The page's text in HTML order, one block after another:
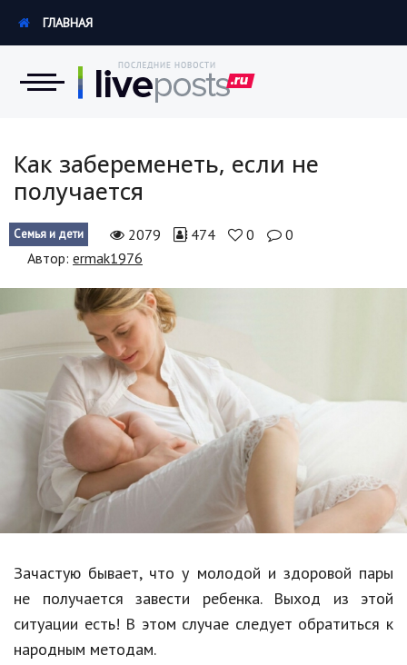
Новости
Экономика
Происшествия
Россия
Наука и техника
Политика
Образование
В мире
Культура
Авто, мото
Спорт
Знаменитости
Статьи
ГЛАВНАЯ
Как забеременеть, если не
получается
Семья и дети 2079 474 0
0
Автор: ermak1976
Зачастую бывает, что у молодой и здоровой пары
не получается завести ребенка. Выход из этой
ситуации есть! В этом случае следует обратиться к
народным методам.